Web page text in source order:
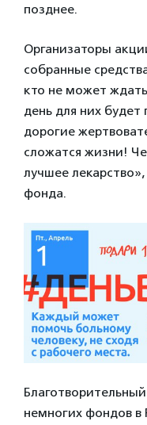
позднее.
Организаторы
собранные
кто не может
день для них
дорогие
сложатся жизни!
лучшее
фонда.
немногих фондов в